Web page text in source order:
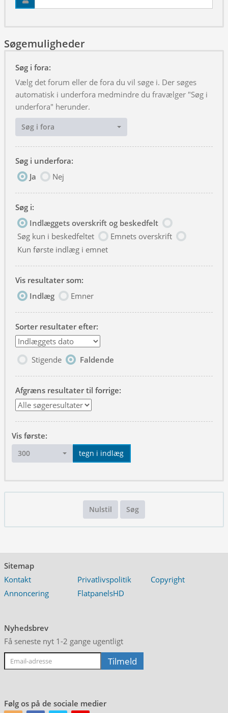
Søgemuligheder
Søg i fora:
Vælg det forum eller de fora du vil søge i. Der søges
automatisk i underfora medmindre du fravælger "Søg i
underfora" herunder.
Søg i fora
Søg i underfora:
Ja
Nej
Søg i:
Indlæggets overskrift og beskedfelt
Søg kun i beskedfeltet
Emnets overskrift
Kun første indlæg i emnet
Vis resultater som:
Indlæg
Emner
Sorter resultater efter:
Stigende Faldende
Afgræns resultater til forrige:
Vis første:
300 tegn i indlæg
Nulstil Søg
Sitemap
Kontakt
Privatlivspolitik
Copyright
Annoncering
FlatpanelsHD
Nyhedsbrev
Få seneste nyt 1-2 gange ugentligt
Følg os på de sociale medier